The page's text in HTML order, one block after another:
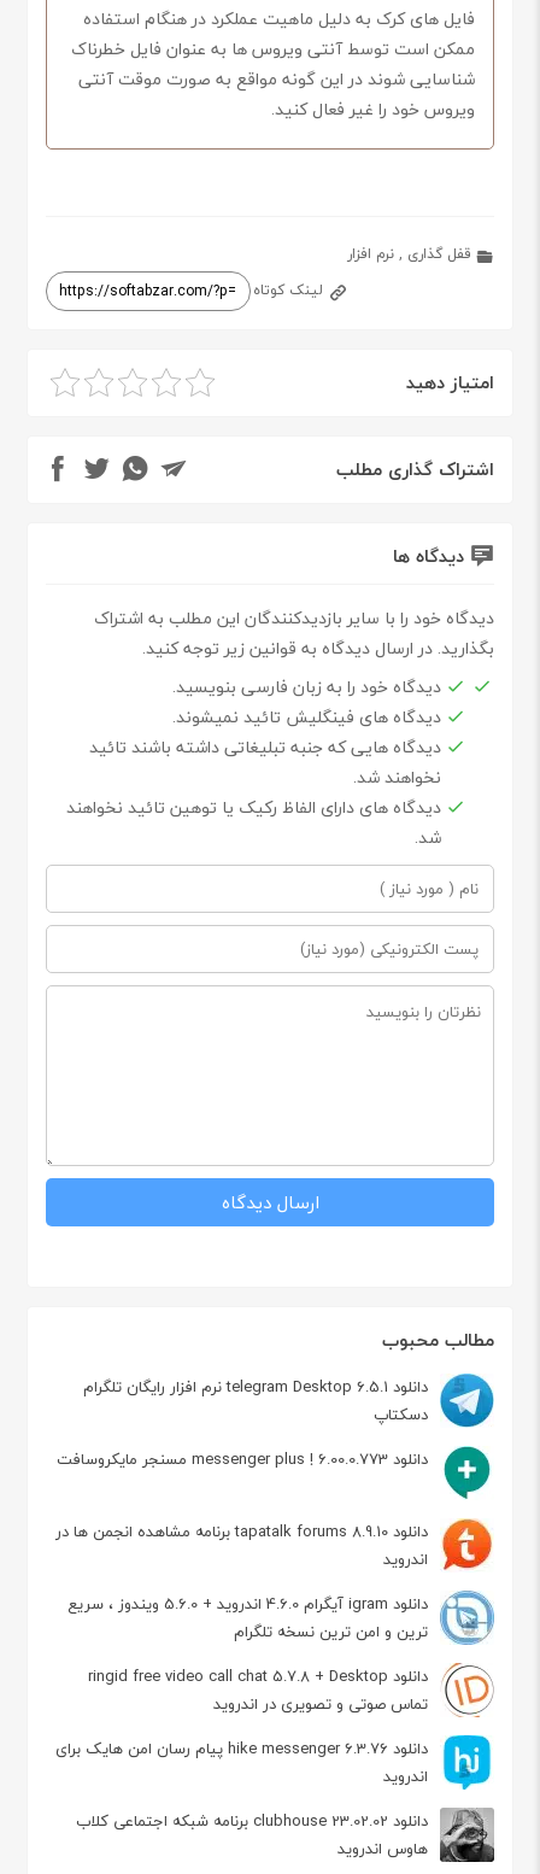
مطالب محبوب
دانلود telegram Desktop 6.5.1 نرم افزار رایگان تلگرام
دسکتاپ
دانلود messenger plus ! 6.00.0.773 مسنجر مایکروسافت
دانلود tapatalk forums 8.9.10 برنامه مشاهده انجمن ها در
اندروید
دانلود igram آیگرام 4.6.0 اندروید + 5.6.0 ویندوز ، سریع
ترین و امن ترین نسخه تلگرام
دانلود ringid free video call chat 5.7.8 + Desktop
تماس صوتی و تصویری در اندروید
دانلود hike messenger 6.3.76 پیام‌ رسان‌ امن هایک برای
اندروید
دانلود clubhouse 23.02.02 برنامه شبکه اجتماعی کلاب
هاوس اندروید
فایل های کرک به دلیل ماهیت عملکرد در هنگام استفاده
ممکن است توسط آنتی ویروس ها به عنوان فایل خطرناک
شناسایی شوند در این گونه مواقع به صورت موقت آنتی
ویروس خود را غیر فعال کنید.
قفل گذاری ,نرم افزار
لینک کوتاه
امتیاز دهید
اشتراک گذاری مطلب
دیدگاه ها
دیدگاه خود را با سایر بازدیدکنندگان این مطلب به اشتراک
بگذارید. در ارسال دیدگاه به قوانین زیر توجه کنید.
دیدگاه خود را به زبان فارسی بنویسید.
دیدگاه های فینگلیش تائید نمیشوند.
دیدگاه هایی که جنبه تبلیغاتی داشته باشند تائید
نخواهند شد.
دیدگاه های دارای الفاظ رکیک یا توهین تائید نخواهند
شد.